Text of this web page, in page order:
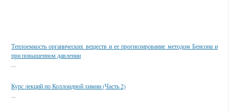
Теплоемкость органических веществ и ее прогнозирование методом Бенсона и
при повышенном давлении
...
Курс лекций по Коллоидной химии (Часть 2)
...